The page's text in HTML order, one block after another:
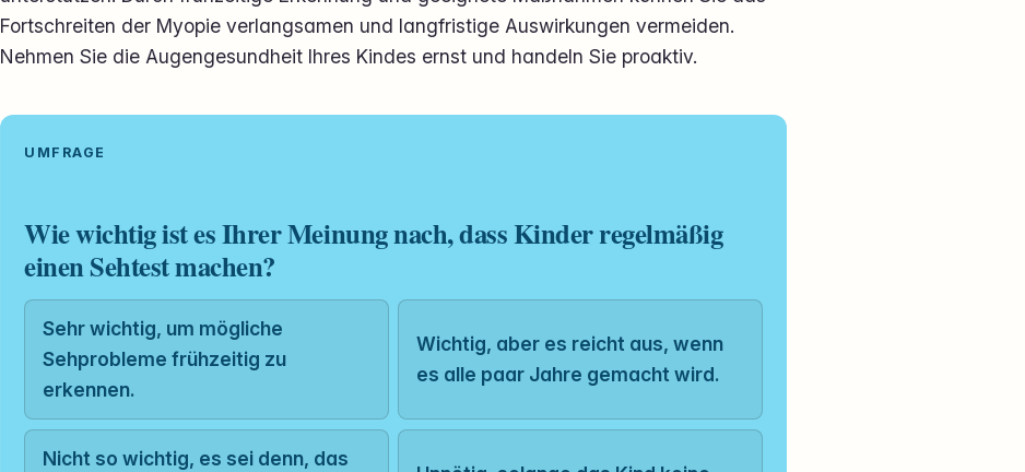
Fortschreiten der Myopie verlangsamen und langfristige Auswirkungen vermeiden.
Nehmen Sie die Augengesundheit Ihres Kindes ernst und handeln Sie proaktiv.
UMFRAGE
Wie wichtig ist es Ihrer Meinung nach, dass Kinder regelmäßig
einen Sehtest machen?
Sehr wichtig, um mögliche
Sehprobleme frühzeitig zu
erkennen.
Wichtig, aber es reicht aus, wenn
es alle paar Jahre gemacht wird.
Nicht so wichtig, es sei denn, das